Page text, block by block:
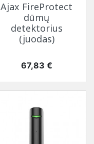
Ajax FireProtect
dūmų
detektorius
(juodas)
Kaina
67,83 €